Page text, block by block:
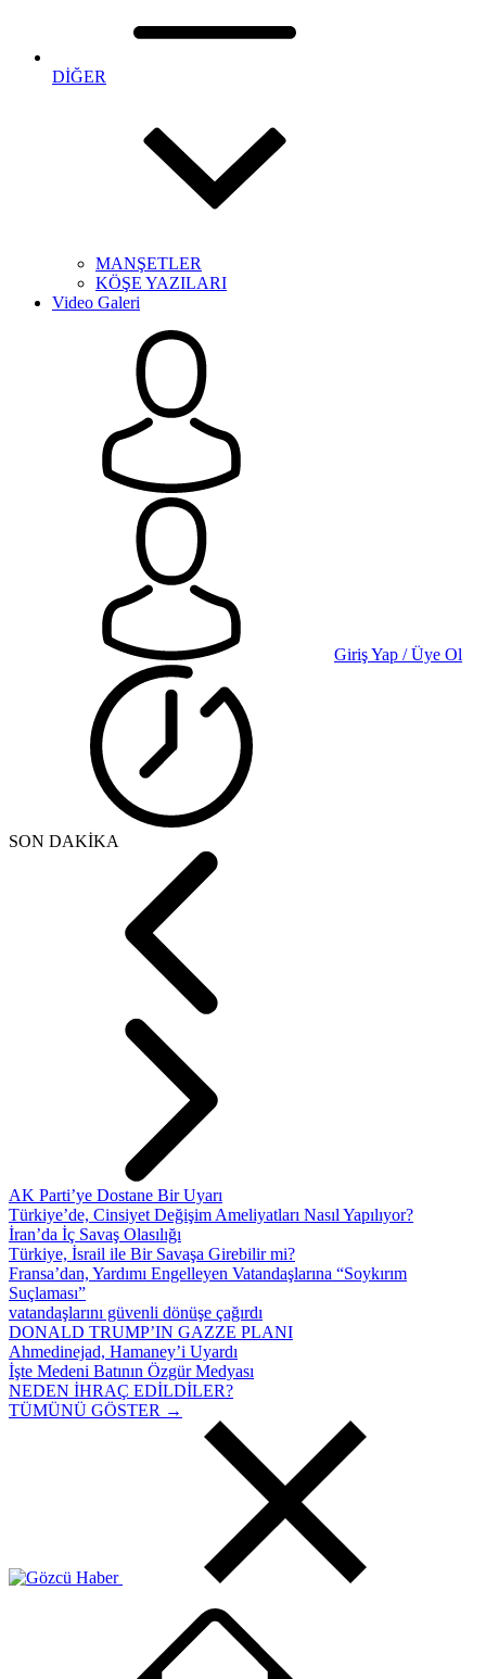
DİĞER
MANŞETLER
KÖŞE YAZILARI
Video Galeri
Giriş Yap / Üye Ol
SON DAKİKA
AK Parti’ye Dostane Bir Uyarı
Türkiye’de, Cinsiyet Değişim Ameliyatları Nasıl Yapılıyor?
İran’da İç Savaş Olasılığı
Türkiye, İsrail ile Bir Savaşa Girebilir mi?
Fransa’dan, Yardımı Engelleyen Vatandaşlarına “Soykırım
Suçlaması”
vatandaşlarını güvenli dönüşe çağırdı
DONALD TRUMP’IN GAZZE PLANI
Ahmedinejad, Hamaney’i Uyardı
İşte Medeni Batının Özgür Medyası
NEDEN İHRAÇ EDİLDİLER?
TÜMÜNÜ GÖSTER →